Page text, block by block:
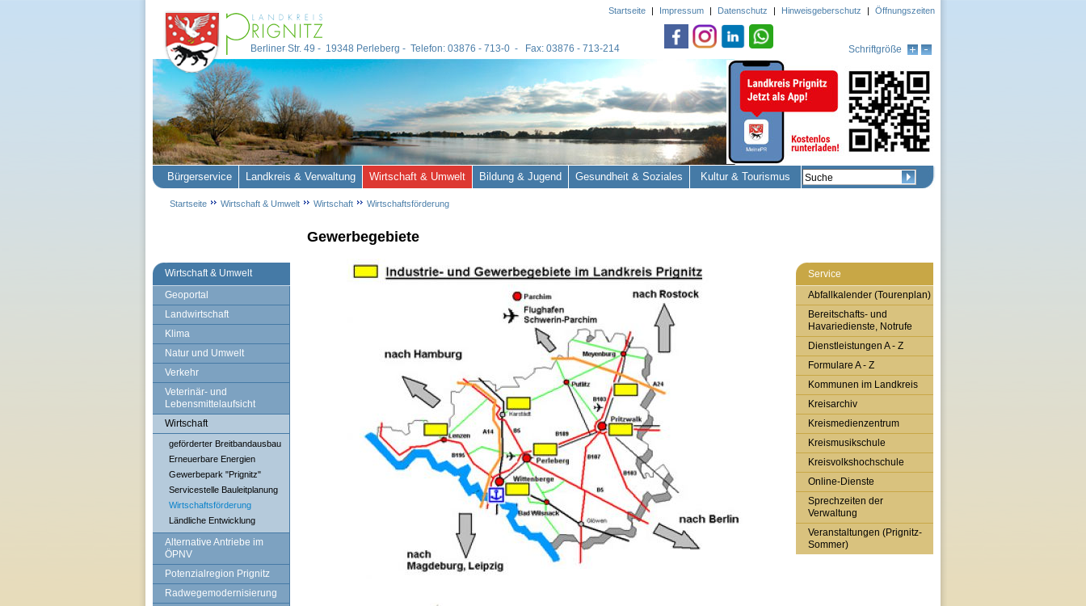
Wirtschaft & Umwelt
Geoportal
Landwirtschaft
Klima
Natur und Umwelt
Verkehr
Veterinär- und
Lebensmittelaufsicht
Wirtschaft
geförderter Breitbandausbau
Erneuerbare Energien
Gewerbepark "Prignitz"
Servicestelle Bauleitplanung
Wirtschaftsförderung
Ländliche Entwicklung
Alternative Antriebe im
ÖPNV
Potenzialregion Prignitz
Radwegemodernisierung
Gewerbegebiete
Service
Abfallkalender (Tourenplan)
Bereitschafts- und
Havariedienste, Notrufe
Dienstleistungen A - Z
Formulare A - Z
Kommunen im Landkreis
Kreisarchiv
Kreismedienzentrum
Kreismusikschule
Kreisvolkshochschule
Online-Dienste
Sprechzeiten der
Verwaltung
Veranstaltungen (Prignitz-
Sommer)
Berliner Str. 49 - 19348 Perleberg - Telefon: 03876 - 713-0 - Fax: 03876 - 713-214 Schriftgröße
Startseite | Impressum | Datenschutz | Hinweisgeberschutz | Öffnungszeiten
Bürgerservice Landkreis & Verwaltung Wirtschaft & Umwelt Bildung & Jugend Gesundheit & Soziales Kultur & Tourismus
Startseite Wirtschaft & Umwelt Wirtschaft Wirtschaftsförderung